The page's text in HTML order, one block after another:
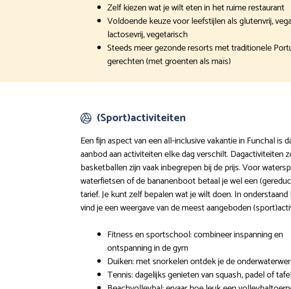
Zelf kiezen wat je wilt eten in het ruime restaurant
Voldoende keuze voor leefstijlen als glutenvrij,
lactosevrij, vegetarisch
Steeds meer gezonde resorts met traditionele
gerechten (met groenten als maïs)
(Sport)activiteiten
Een fijn aspect van een all-inclusive vakantie in Funchal is
aanbod aan activiteiten elke dag verschilt. Dagactiviteiten
basketballen zijn vaak inbegrepen bij de prijs. Voor
waterfietsen of de bananenboot betaal je wel een
tarief. Je kunt zelf bepalen wat je wilt doen. In onderstaand
vind je een weergave van de meest aangeboden
Fitness en sportschool: combineer inspanning en
ontspanning in de gym
Duiken: met snorkelen ontdek je de
Tennis: dagelijks genieten van squash, padel of